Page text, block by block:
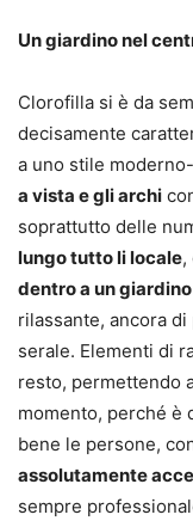
Un giardino nel
Clorofilla si è da
decisamente
a uno stile
a vista e gli archi
soprattutto delle
lungo tutto li locale,
dentro a un giardino
rilassante, ancora
serale. Elementi di
resto, permettendo
momento, perché è
bene le persone,
assolutamente
sempre